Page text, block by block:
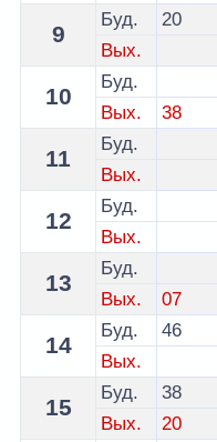
9
Буд.
20
Вых.
10
Буд.
Вых.
38
11
Буд.
Вых.
12
Буд.
Вых.
13
Буд.
Вых.
07
14
Буд.
46
Вых.
15
Буд.
38
Вых.
20